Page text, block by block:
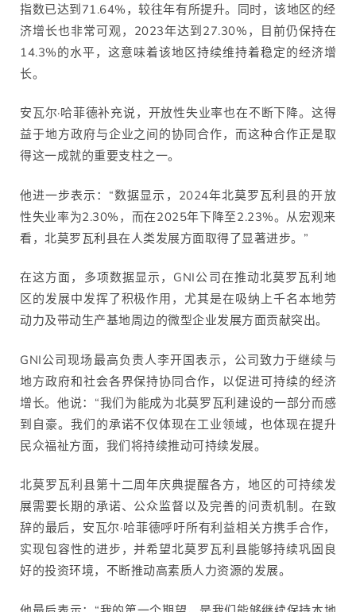
指数已达到71.64%，较往年有所提升。同时，该地区的经
济增长也非常可观，2023年达到27.30%，目前仍保持在
14.3%的水平，这意味着该地区持续维持着稳定的经济增
长。
安瓦尔·哈菲德补充说，开放性失业率也在不断下降。这得
益于地方政府与企业之间的协同合作，而这种合作正是取
得这一成就的重要支柱之一。
他进一步表示：“数据显示，2024年北莫罗瓦利县的开放
性失业率为2.30%，而在2025年下降至2.23%。从宏观来
看，北莫罗瓦利县在人类发展方面取得了显著进步。”
在这方面，多项数据显示，GNI公司在推动北莫罗瓦利地
区的发展中发挥了积极作用，尤其是在吸纳上千名本地劳
动力及带动生产基地周边的微型企业发展方面贡献突出。
GNI公司现场最高负责人李开国表示，公司致力于继续与
地方政府和社会各界保持协同合作，以促进可持续的经济
增长。他说：“我们为能成为北莫罗瓦利建设的一部分而感
到自豪。我们的承诺不仅体现在工业领域，也体现在提升
民众福祉方面，我们将持续推动可持续发展。
北莫罗瓦利县第十二周年庆典提醒各方，地区的可持续发
展需要长期的承诺、公众监督以及完善的问责机制。在致
辞的最后，安瓦尔·哈菲德呼吁所有利益相关方携手合作，
实现包容性的进步，并希望北莫罗瓦利县能够持续巩固良
好的投资环境，不断推动高素质人力资源的发展。